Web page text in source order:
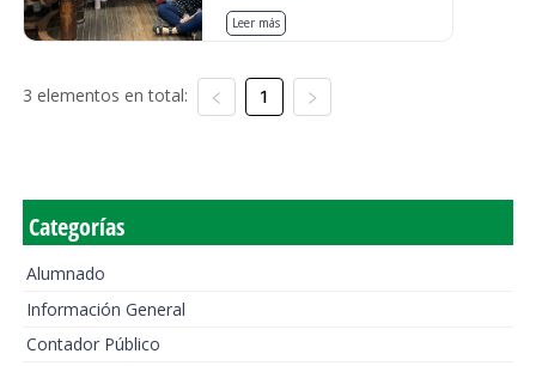
Leer más
3 elementos en total: 1
Categorías
Alumnado
Información General
Contador Público